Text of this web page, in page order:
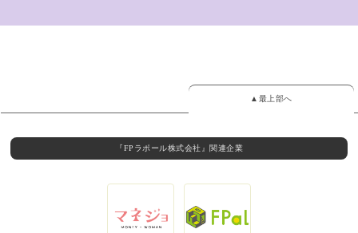
▲最上部へ
『FPラポール株式会社』関連企業